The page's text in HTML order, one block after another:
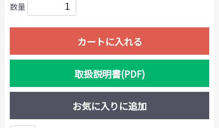
数量
カートに入れる
取扱説明書(PDF)
お気に入りに追加